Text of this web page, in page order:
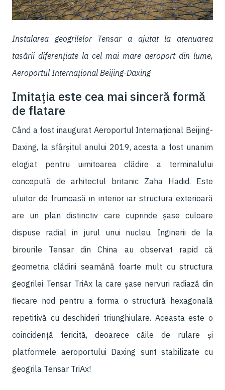
Instalarea geogrilelor Tensar a ajutat la atenuarea
tasării diferențiate la cel mai mare aeroport din lume,
Aeroportul Internațional Beijing-Daxing
Imitația este cea mai sinceră formă
de flatare
Când a fost inaugurat Aeroportul Internațional Beijing-
Daxing, la sfârșitul anului 2019, acesta a fost unanim
elogiat pentru uimitoarea clădire a terminalului
concepută de arhitectul britanic Zaha Hadid. Este
uluitor de frumoasă in interior iar structura exterioară
are un plan distinctiv care cuprinde șase culoare
dispuse radial in jurul unui nucleu. Inginerii de la
birourile Tensar din China au observat rapid că
geometria clădirii seamănă foarte mult cu structura
geogrilei Tensar TriAx la care șase nervuri radiază din
fiecare nod pentru a forma o structură hexagonală
repetitivă cu deschideri triunghiulare. Aceasta este o
coincidență fericită, deoarece căile de rulare și
platformele aeroportului Daxing sunt stabilizate cu
geogrila Tensar TriAx!